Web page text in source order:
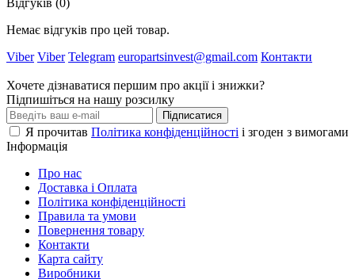
Немає відгуків про цей товар.
Viber Viber Telegram europartsinvest@gmail.com Контакти
Хочете дізнаватися першим про акції і знижки?
Підпишіться на нашу розсилку
Підписатися
Я прочитав Політика конфіденційності і згоден з вимогами
Інформація
Про нас
Доставка і Оплата
Політика конфіденційності
Правила та умови
Повернення товару
Контакти
Карта сайту
Виробники